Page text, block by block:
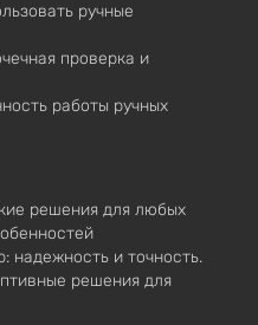
ручные
проверка и
работы ручных
решения для любых
надежность и точность.
решения для